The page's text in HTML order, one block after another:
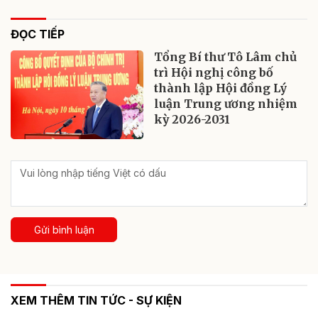
ĐỌC TIẾP
Tổng Bí thư Tô Lâm chủ
trì Hội nghị công bố
thành lập Hội đồng Lý
luận Trung ương nhiệm
kỳ 2026-2031
Gửi bình luận
XEM THÊM TIN TỨC - SỰ KIỆN